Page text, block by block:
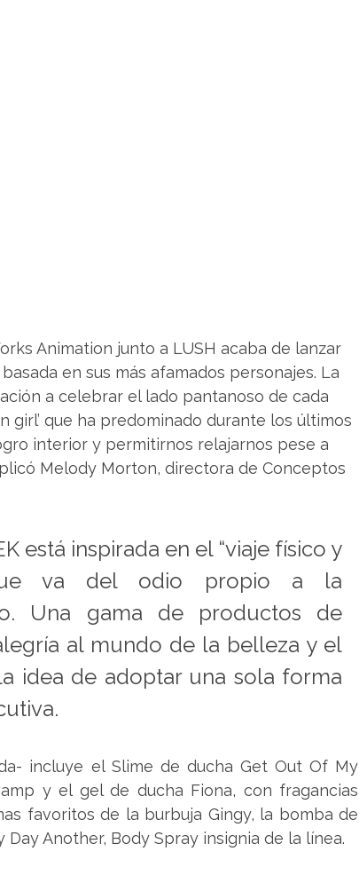
Animation junto a LUSH acaba de lanzar
en sus más afamados personajes. La
a celebrar el lado pantanoso de cada
girl’ que ha predominado durante los últimos
interior y permitirnos relajarnos pese a
Melody Morton, directora de Conceptos
está inspirada en el “viaje físico y
va del odio propio a la
Una gama de productos de
al mundo de la belleza y el
idea de adoptar una sola forma
incluye el Slime de ducha Get Out Of My
y el gel de ducha Fiona, con fragancias
favoritos de la burbuja Gingy, la bomba de
Another, Body Spray insignia de la línea.